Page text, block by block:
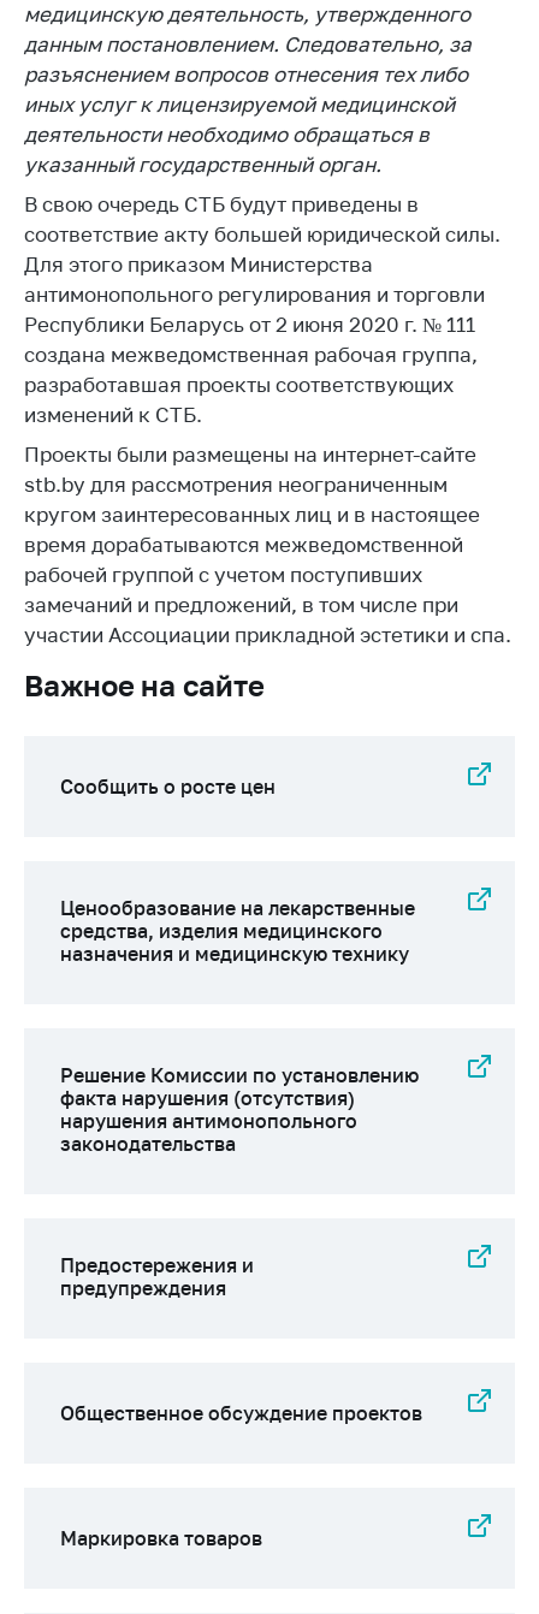
Международное
сотрудничество
Применение мер
нетарифного
регулирования
Биржевая торговля
Выставочная
деятельность в
Республике
Беларусь
Защита
персональных
данных
Новости
Обратиться в МАРТ
Личный прием
граждан и юр. лиц
Прямaя телефоннaя
линия
Горячая линия
Сообщить о росте
цен на лекарства и
медицинские
изделия
Приемная
Министра
Вышестоящий
государственный
орган
цен
медицинского
медицинскую деятельность, утвержденного
данным постановлением. Следовательно, за
разъяснением вопросов отнесения тех либо
иных услуг к лицензируемой медицинской
деятельности необходимо обращаться в
указанный государственный орган.
В свою очередь СТБ будут приведены в
соответствие акту большей юридической силы.
Для этого приказом Министерства
антимонопольного регулирования и торговли
Республики Беларусь от 2 июня 2020 г. № 111
создана межведомственная рабочая группа,
разработавшая проекты соответствующих
изменений к СТБ.
Проекты были размещены на интернет-сайте
stb.by для рассмотрения неограниченным
кругом заинтересованных лиц и в настоящее
время дорабатываются межведомственной
рабочей группой с учетом поступивших
замечаний и предложений, в том числе при
участии Ассоциации прикладной эстетики и спа.
Важное на сайте
Сообщить о росте цен
Ценообразование на лекарственные
средства, изделия медицинского
назначения и медицинскую технику
Решение Комиссии по установлению
факта нарушения (отсутствия)
нарушения антимонопольного
законодательства
Предостережения и
предупреждения
Общественное обсуждение проектов
Маркировка товаров